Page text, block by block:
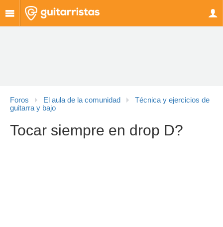
Foros El aula de la comunidad
Técnica y ejercicios de
guitarra y bajo
Tocar siempre en drop D?